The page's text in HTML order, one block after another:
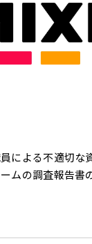
による不適切な
ムの調査報告書